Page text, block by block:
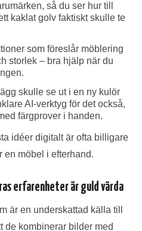
så du ser hur till
kaklat golv faktiskt skulle te
som föreslår möblering
storlek – bra hjälp när du
skulle se ut i en ny kulör
AI-verktyg för det också,
färgprover i handen.
idéer digitalt är ofta billigare
en möbel i efterhand.
erfarenheter är guld värda
är en underskattad källa till
de kombinerar bilder med